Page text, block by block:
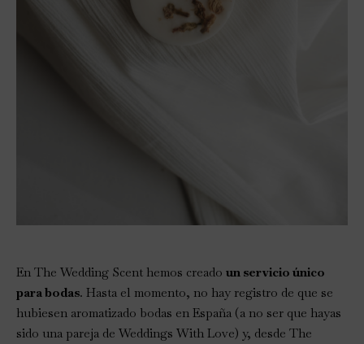
En The Wedding Scent hemos creado un servicio único
para bodas. Hasta el momento, no hay registro de que se
hubiesen aromatizado bodas en España (a no ser que hayas
sido una pareja de Weddings With Love) y, desde The